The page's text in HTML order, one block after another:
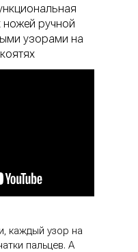
каждый узор на
пальцев. А
ножей ручной
узорами на